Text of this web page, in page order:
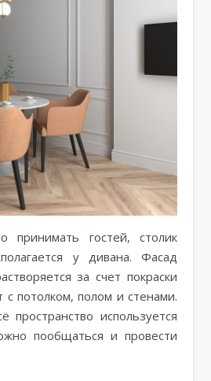
принимать гостей, столик
у дивана. Фасад
за счет покраски
потолком, полом и стенами.
пространство используется
пообщаться и провести